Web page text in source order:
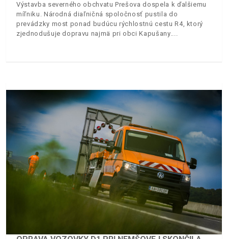
Výstavba severného obchvatu Prešova dospela k ďalšiemu
míľniku. Národná diaľničná spoločnosť pustila do
prevádzky most ponad budúcu rýchlostnú cestu R4, ktorý
zjednodušuje dopravu najmä pri obci Kapušany.